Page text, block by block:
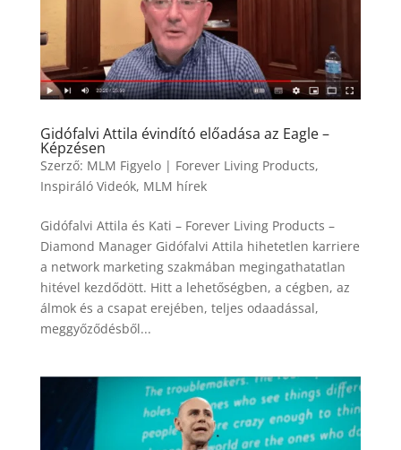
Gidófalvi Attila évindító előadása az Eagle –
Képzésen
Szerző: MLM Figyelo| Forever Living Products,
Inspiráló Videók, MLM hírek
Gidófalvi Attila és Kati – Forever Living Products –
Diamond Manager Gidófalvi Attila hihetetlen karriere
a network marketing szakmában megingathatatlan
hitével kezdődött. Hitt a lehetőségben, a cégben, az
álmok és a csapat erejében, teljes odaadással,
meggyőződésből...